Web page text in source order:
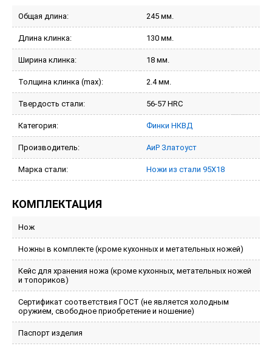
Общая длина: 245 мм.
Длина клинка: 130 мм.
Ширина клинка: 18 мм.
Толщина клинка (max): 2.4 мм.
Твердость стали: 56-57 HRC
Категория: Финки НКВД
Производитель: АиР Златоуст
Марка стали: Ножи из стали 95Х18
КОМПЛЕКТАЦИЯ
Нож
Ножны в комплекте (кроме кухонных и метательных ножей)
Кейс для хранения ножа (кроме кухонных, метательных ножей
и топориков)
Сертификат соответствия ГОСТ (не является холодным
оружием, свободное приобретение и ношение)
Паспорт изделия